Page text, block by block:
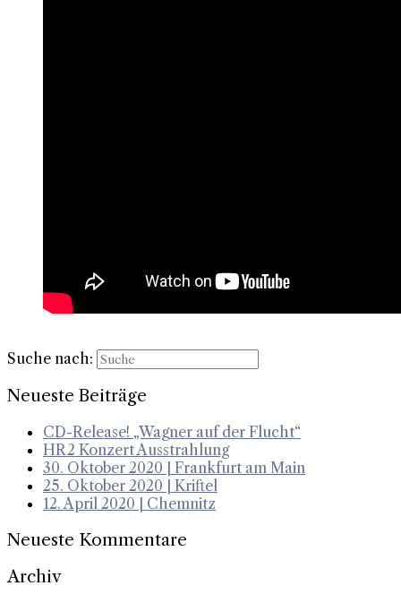
Suche nach:
Neueste Beiträge
CD-Release! „Wagner auf der Flucht“
HR2 Konzert Ausstrahlung
30. Oktober 2020 | Frankfurt am Main
25. Oktober 2020 | Kriftel
12. April 2020 | Chemnitz
Neueste Kommentare
Archiv